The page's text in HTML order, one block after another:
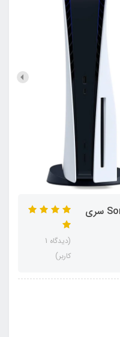
کنسول بازی Sony PlayStation 5 سری
(دیدگاه 1
کاربر)